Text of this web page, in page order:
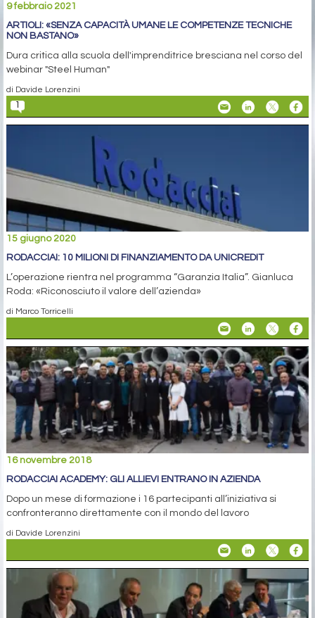
9 febbraio 2021
ARTIOLI: «SENZA CAPACITÀ UMANE LE COMPETENZE TECNICHE
NON BASTANO»
Dura critica alla scuola dell'imprenditrice bresciana nel corso del
webinar "Steel Human"
di Davide Lorenzini
1
15 giugno 2020
RODACCIAI: 10 MILIONI DI FINANZIAMENTO DA UNICREDIT
L’operazione rientra nel programma “Garanzia Italia”. Gianluca
Roda: «Riconosciuto il valore dell’azienda»
di Marco Torricelli
16 novembre 2018
RODACCIAI ACADEMY: GLI ALLIEVI ENTRANO IN AZIENDA
Dopo un mese di formazione i 16 partecipanti all’iniziativa si
confronteranno direttamente con il mondo del lavoro
di Davide Lorenzini